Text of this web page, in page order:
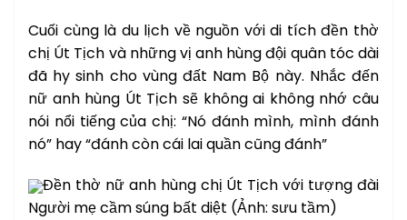
Cuối cùng là du lịch về nguồn với di tích đền thờ
chị Út Tịch và những vị anh hùng đội quân tóc dài
đã hy sinh cho vùng đất Nam Bộ này. Nhắc đến
nữ anh hùng Út Tịch sẽ không ai không nhớ câu
nói nổi tiếng của chị: “Nó đánh mình, mình đánh
nó” hay “đánh còn cái lai quần cũng đánh”
Đền thờ nữ anh hùng chị Út Tịch với tượng đài
Người mẹ cầm súng bất diệt (Ảnh: sưu tầm)